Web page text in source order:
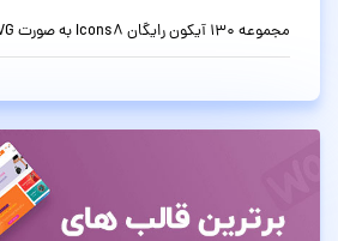
مجموعه 130 آیکون رایگان Icons8 به صورت SVG